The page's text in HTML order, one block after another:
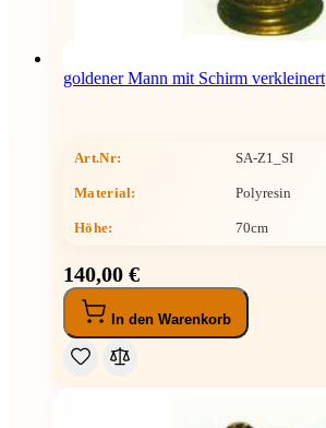
goldener Mann mit Schirm verkleinert
Art.Nr: SA-Z1_SI
Material: Polyresin
Höhe: 70cm
140,00 €
In den Warenkorb